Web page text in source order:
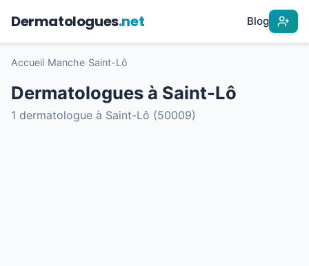
Dermatologues.net Blog
Accueil Manche Saint-Lô
Dermatologues à Saint-Lô
1 dermatologue à Saint-Lô (50009)